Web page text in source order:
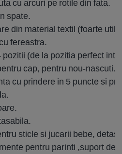
cu arcuri pe rotile din fata.
spate.
din material textil (foarte
fereastra.
(de la pozitia perfect
cap, pentru nou-nascuti.
cu prindere in 5 puncte si
sticle si jucarii bebe,
pentru parinti ,suport de